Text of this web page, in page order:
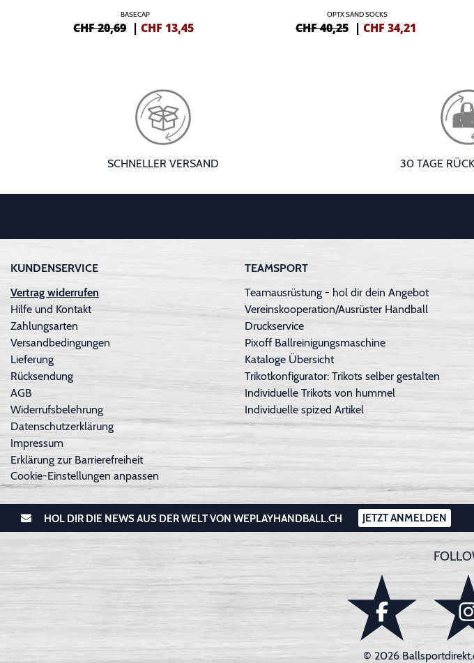
BASECAP
CHF 20,69 |CHF 13,45
OPTX SAND SOCKS
CHF 40,25 | CHF 34,21
SCHNELLER VERSAND 30 TAGE
KUNDENSERVICE
Vertrag widerrufen
Hilfe und Kontakt
Zahlungsarten
Versandbedingungen
Lieferung
Rücksendung
AGB
Widerrufsbelehrung
Datenschutzerklärung
Impressum
Erklärung zur Barrierefreiheit
Cookie-Einstellungen anpassen
TEAMSPORT
Teamausrüstung - hol dir dein Angebot
Vereinskooperation/Ausrüster Handball
Druckservice
Pixoff Ballreinigungsmaschine
Kataloge Übersicht
Trikotkonfigurator: Trikots selber gestalten
Individuelle Trikots von hummel
Individuelle spized Artikel
HOL DIR DIE NEWS AUS DER WELT VON WEPLAYHANDBALL.CH JETZT ANMELDEN
© 2026